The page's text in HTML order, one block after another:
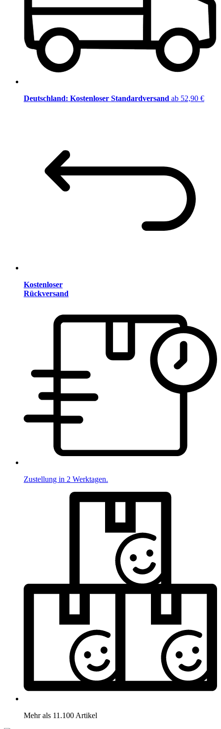
Deutschland: Kostenloser Standardversand ab 52,90 €
Kostenloser
Rückversand
Zustellung in 2 Werktagen.
Mehr als 11.100 Artikel